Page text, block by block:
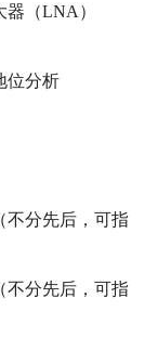
（LNA）
位分析
不分先后，可指
不分先后，可指